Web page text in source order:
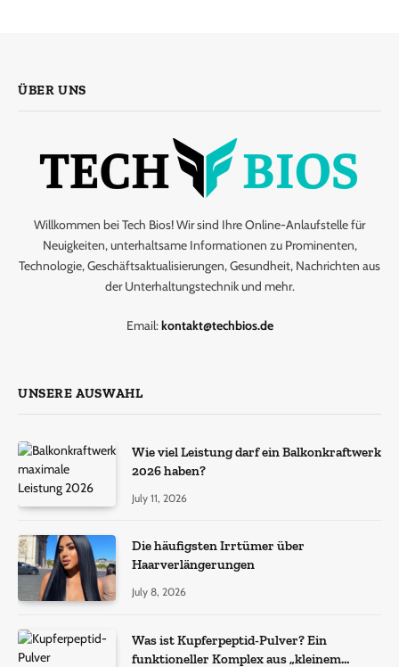
ÜBER UNS
Willkommen bei Tech Bios! Wir sind Ihre Online-Anlaufstelle für
Neuigkeiten, unterhaltsame Informationen zu Prominenten,
Technologie, Geschäftsaktualisierungen, Gesundheit, Nachrichten aus
der Unterhaltungstechnik und mehr.
Email:kontakt@techbios.de
UNSERE AUSWAHL
Wie viel Leistung darf ein Balkonkraftwerk
2026 haben?
July 11, 2026
Die häufigsten Irrtümer über
Haarverlängerungen
July 8, 2026
Was ist Kupferpeptid-Pulver? Ein
funktioneller Komplex aus „kleinem